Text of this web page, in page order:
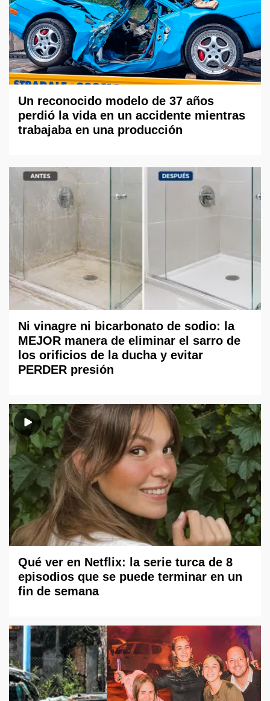
Un reconocido modelo de 37 años
perdió la vida en un accidente mientras
trabajaba en una producción
Ni vinagre ni bicarbonato de sodio: la
MEJOR manera de eliminar el sarro de
los orificios de la ducha y evitar
PERDER presión
Qué ver en Netflix: la serie turca de 8
episodios que se puede terminar en un
fin de semana